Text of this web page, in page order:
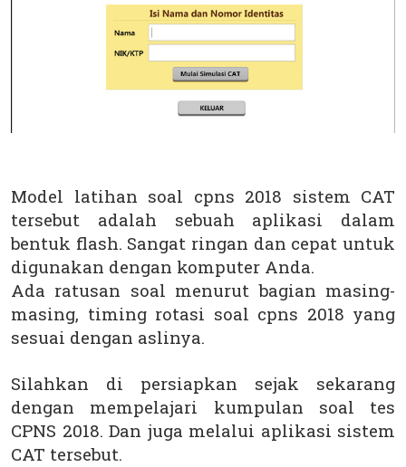
Model latihan soal cpns 2018 sistem CAT
tersebut adalah sebuah aplikasi dalam
bentuk flash. Sangat ringan dan cepat untuk
digunakan dengan komputer Anda.
Ada ratusan soal menurut bagian masing-
masing, timing rotasi soal cpns 2018 yang
sesuai dengan aslinya.
Silahkan di persiapkan sejak sekarang
dengan mempelajari kumpulan soal tes
CPNS 2018. Dan juga melalui aplikasi sistem
CAT tersebut.